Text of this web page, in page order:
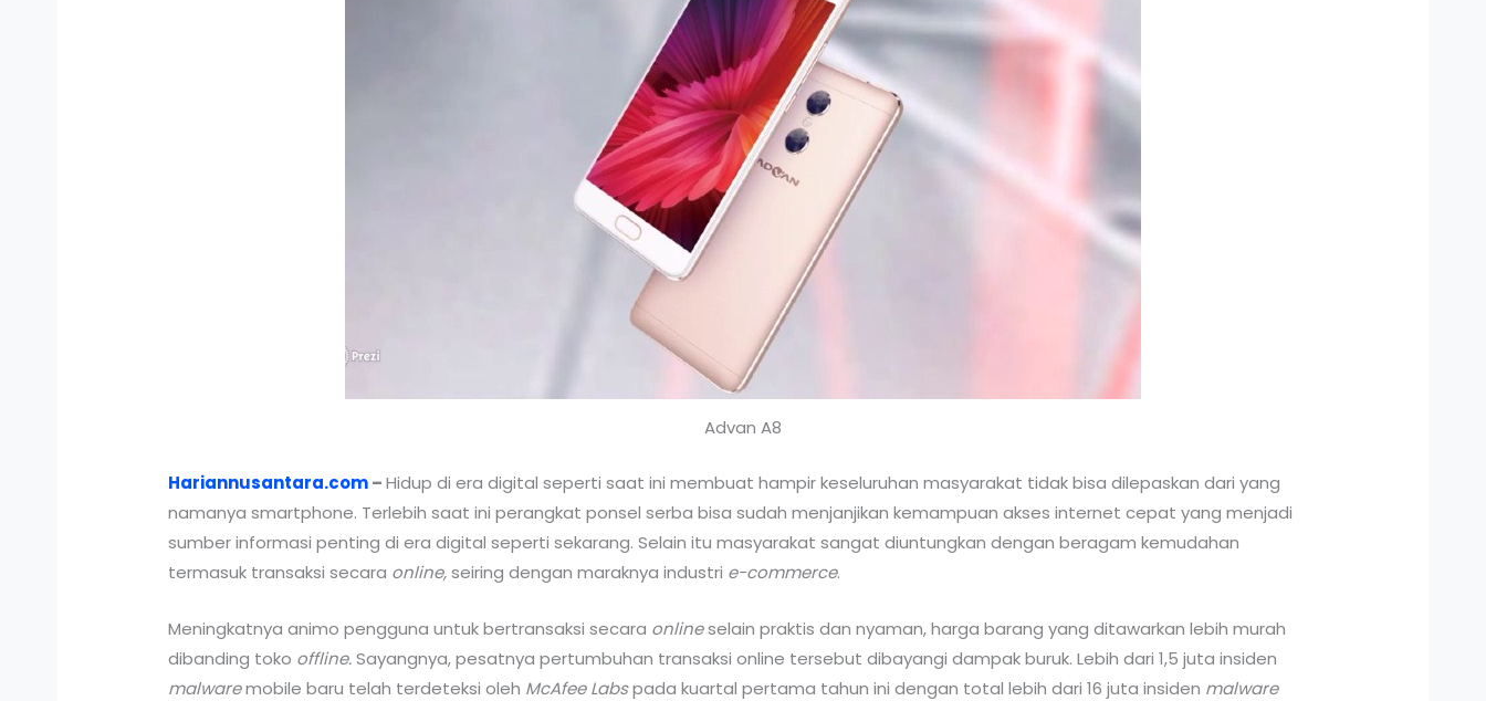
Advan A8
Hariannusantara.com–Hidup di era digital seperti saat ini membuat hampir keseluruhan masyarakat tidak bisa dilepaskan dari yang
namanya smartphone. Terlebih saat ini perangkat ponsel serba bisa sudah menjanjikan kemampuan akses internet cepat yang menjadi
sumber informasi penting di era digital seperti sekarang. Selain itu masyarakat sangat diuntungkan dengan beragam kemudahan
termasuk transaksi secara online,seiring dengan maraknya industri e-commerce.
Meningkatnya animo pengguna untuk bertransaksi secara onlineselain praktis dan nyaman, harga barang yang ditawarkan lebih murah
dibanding toko offline.Sayangnya, pesatnya pertumbuhan transaksi online tersebut dibayangi dampak buruk. Lebih dari 1,5 juta insiden
malwaremobile baru telah terdeteksi oleh McAfee Labspada kuartal pertama tahun ini dengan total lebih dari 16 juta insiden malware